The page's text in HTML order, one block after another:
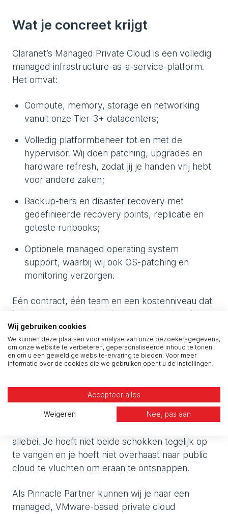
Wat je concreet krijgt
Claranet’s Managed Private Cloud is een volledig
managed infrastructure-as-a-service-platform.
Het omvat:
Compute, memory, storage en networking
vanuit onze Tier-3+ datacenters;
Volledig platformbeheer tot en met de
hypervisor. Wij doen patching, upgrades en
hardware refresh, zodat jij je handen vrij hebt
voor andere zaken;
Backup-tiers en disaster recovery met
gedefinieerde recovery points, replicatie en
geteste runbooks;
Optionele managed operating system
support, waarbij wij ook OS-patching en
monitoring verzorgen.
Eén contract, één team en een kostenniveau dat
je kunt voorspellen, in plaats van een stapel
hardware-, licentie- en supportcontracten die je
zelf moet samenstellen en beheren.
Als je een bestaande VMware-omgeving hebt,
brengen de komende 12 maanden een
allebei. Je hoeft niet beide schokken tegelijk op
te vangen en je hoeft niet overhaast naar public
cloud te vluchten om eraan te ontsnappen.
Als Pinnacle Partner kunnen wij je naar een
managed, VMware-based private cloud
Wij gebruiken cookies
We kunnen deze plaatsen voor analyse van onze bezoekersgegevens,
om onze website te verbeteren, gepersonaliseerde inhoud te tonen
en om u een geweldige website-ervaring te bieden. Voor meer
informatie over de cookies die we gebruiken opent u de instellingen.
Accepteer alles
Weigeren Nee, pas aan